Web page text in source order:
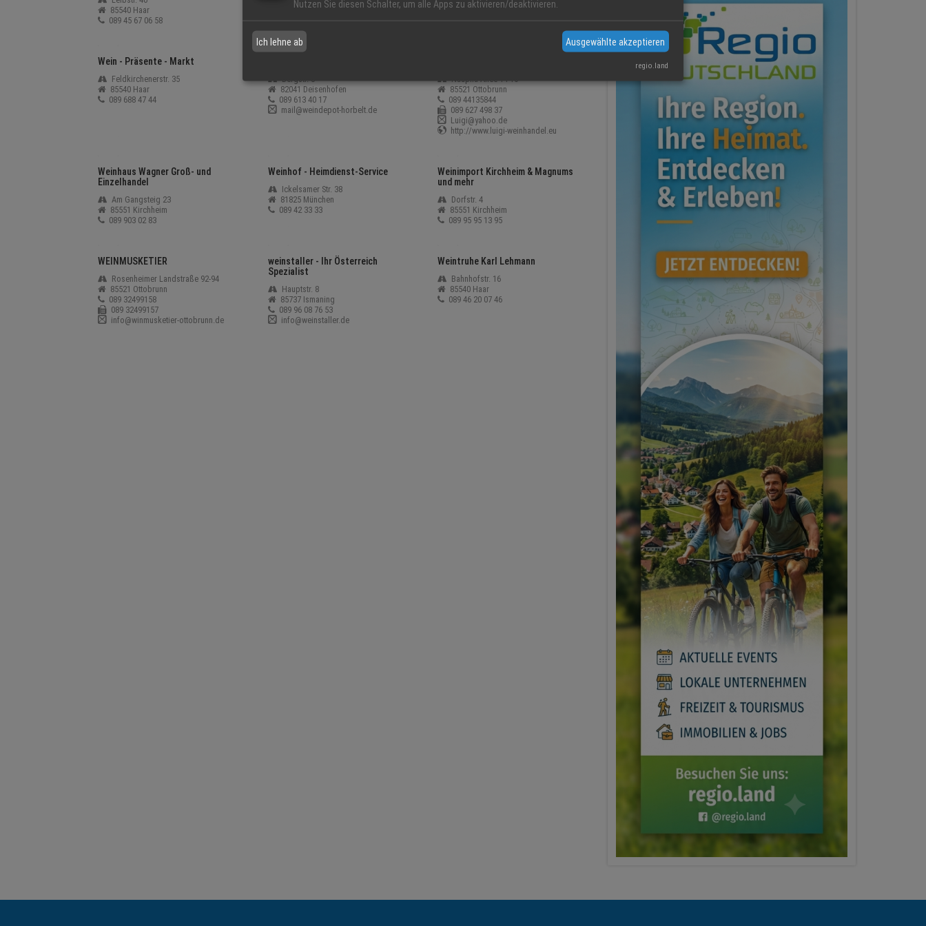
85540 Haar
089 45 67 06 58
85521 Ottobrunn
85579 Neubiberg
Wein - Präsente - Markt
Feldkirchenerstr. 35
85540 Haar
089 688 47 44
Bergstr. 3
82041 Deisenhofen
089 613 40 17
mail@weindepot-horbelt.de
Nauplia Allee 14-16
85521 Ottobrunn
089 44135844
089 627 498 37
Luigi@yahoo.de
http://www.luigi-weinhandel.eu
Weinhaus Wagner Groß- und
Einzelhandel
Am Gangsteig 23
85551 Kirchheim
089 903 02 83
Weinhof - Heimdienst-Service
Ickelsamer Str. 38
81825 München
089 42 33 33
Weinimport Kirchheim & Magnums
und mehr
Dorfstr. 4
85551 Kirchheim
089 95 95 13 95
WEINMUSKETIER
Rosenheimer Landstraße 92-94
85521 Ottobrunn
089 32499158
089 32499157
info@winmusketier-ottobrunn.de
weinstaller - Ihr Österreich
Spezialist
Hauptstr. 8
85737 Ismaning
089 96 08 76 53
info@weinstaller.de
Weintruhe Karl Lehmann
Bahnhofstr. 16
85540 Haar
089 46 20 07 46
Nutzen Sie diesen Schalter, um alle Apps zu aktivieren/deaktivieren.
Ich lehne ab Ausgewählte akzeptieren
regio.land